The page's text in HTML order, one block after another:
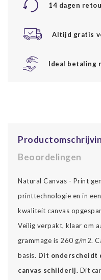
14 dagen
Altijd gratis
Ideal betaling
Beoordelingen
Natural Canvas - Print
printtechnologie en in
kwaliteit canvas
Veilig verpakt, klaar om
grammage is 260 g/m2.
basis. Dit onderscheidt
canvas schilderij. Dit